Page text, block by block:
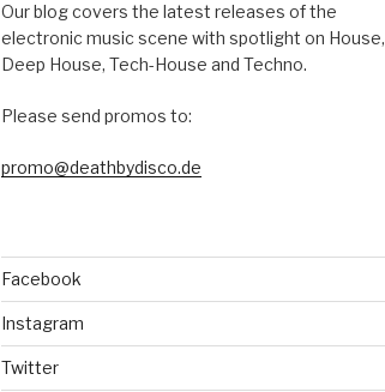
Our blog covers the latest releases of the
electronic music scene with spotlight on House,
Deep House, Tech-House and Techno.
Please send promos to:
promo@deathbydisco.de
Facebook
Instagram
Twitter